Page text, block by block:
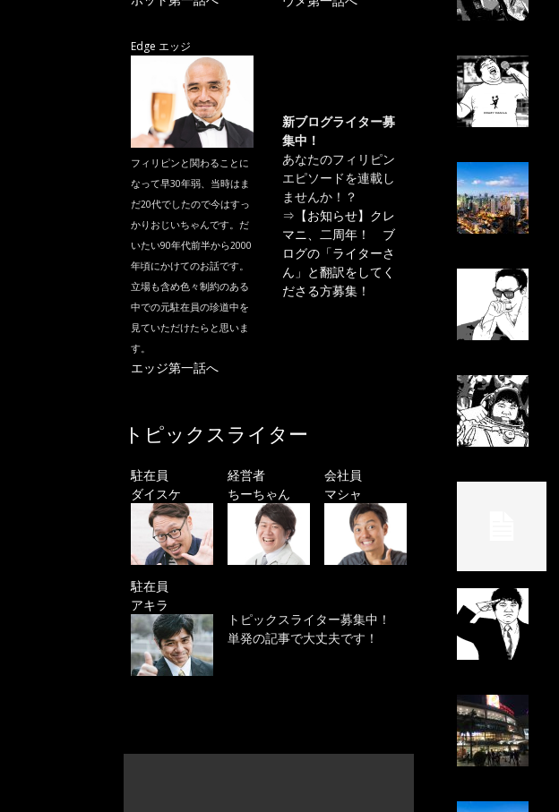
Edge エッジ
フィリピンと関わることに
なって早30年弱、当時はま
だ20代でしたので今はすっ
かりおじいちゃんです。だ
いたい90年代前半から2000
年頃にかけてのお話です。
立場も含め色々制約のある
中での元駐在員の珍道中を
見ていただけたらと思いま
す。
エッジ第一話へ
新ブログライター募
集中！
あなたのフィリピン
エピソードを連載し
ませんか！？
⇒ 【お知らせ】クレ
マニ、二周年！ ブ
ログの「ライターさ
ん」と翻訳をしてく
ださる方募集！
トピックスライター
駐在員
ダイスケ
経営者
ちーちゃん
会社員
マシャ
駐在員
アキラ
トピックスライター募集中！
単発の記事で大丈夫です！